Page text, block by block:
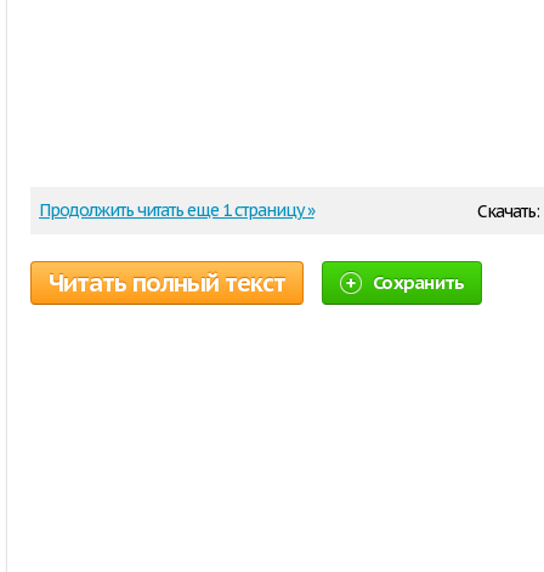
Скачать:
Продолжить читать еще 1 страницу »
Читать полный текст Сохранить